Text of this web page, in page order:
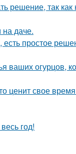
решение, так
на даче.
есть простое
ваших огурцов,
ценит свое
год!